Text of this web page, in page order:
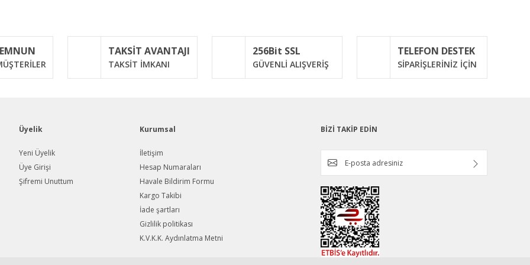
Yorum Yaz
Gönder
TAKSİT AVANTAJI
TAKSİT İMKANI
256Bit SSL
GÜVENLİ ALIŞVERİŞ
TELEFON DESTEK
SİPARİŞLERİNİZ İÇİN
Üyelik
Yeni Üyelik
Üye Girişi
Şifremi Unuttum
Kurumsal
İletişim
Hesap Numaraları
Havale Bildirim Formu
Kargo Takibi
İade şartları
Gizlilik politikası
K.V.K.K. Aydınlatma Metni
BİZİ TAKİP EDİN